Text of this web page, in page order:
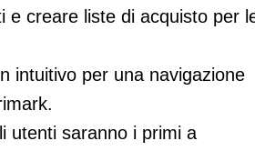
e creare liste di acquisto per
intuitivo per una navigazione
utenti saranno i primi a